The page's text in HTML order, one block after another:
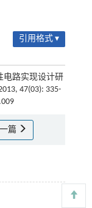
引用格式 ▾
电路实现设计研
47(03): 335-
一篇